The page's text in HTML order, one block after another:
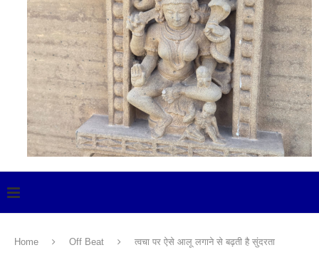
Home Off Beat त्वचा पर ऐसे आलू लगाने से बढ़ती है सुंदरता